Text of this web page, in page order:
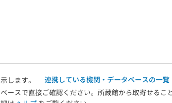
します。
連携している機関・データベースの一覧
ースで直接ご確認ください。所蔵館から取寄せるこ